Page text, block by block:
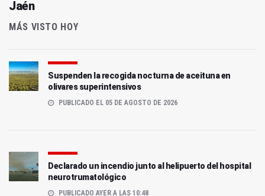
Jaén
MÁS VISTO HOY
Suspenden la recogida nocturna de aceituna en
olivares superintensivos
PUBLICADO EL 05 DE AGOSTO DE 2026
Declarado un incendio junto al helipuerto del hospital
neurotrumatológico
PUBLICADO AYER A LAS 10:48